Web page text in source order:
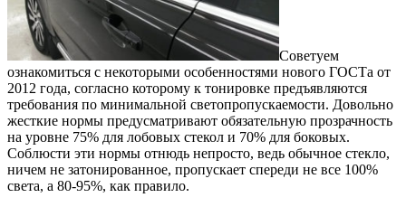
Советуем
ознакомиться с некоторыми особенностями нового ГОСТа от
2012 года, согласно которому к тонировке предъявляются
требования по минимальной светопропускаемости. Довольно
жесткие нормы предусматривают обязательную прозрачность
на уровне 75% для лобовых стекол и 70% для боковых.
Соблюсти эти нормы отнюдь непросто, ведь обычное стекло,
ничем не затонированное, пропускает спереди не все 100%
света, а 80-95%, как правило.